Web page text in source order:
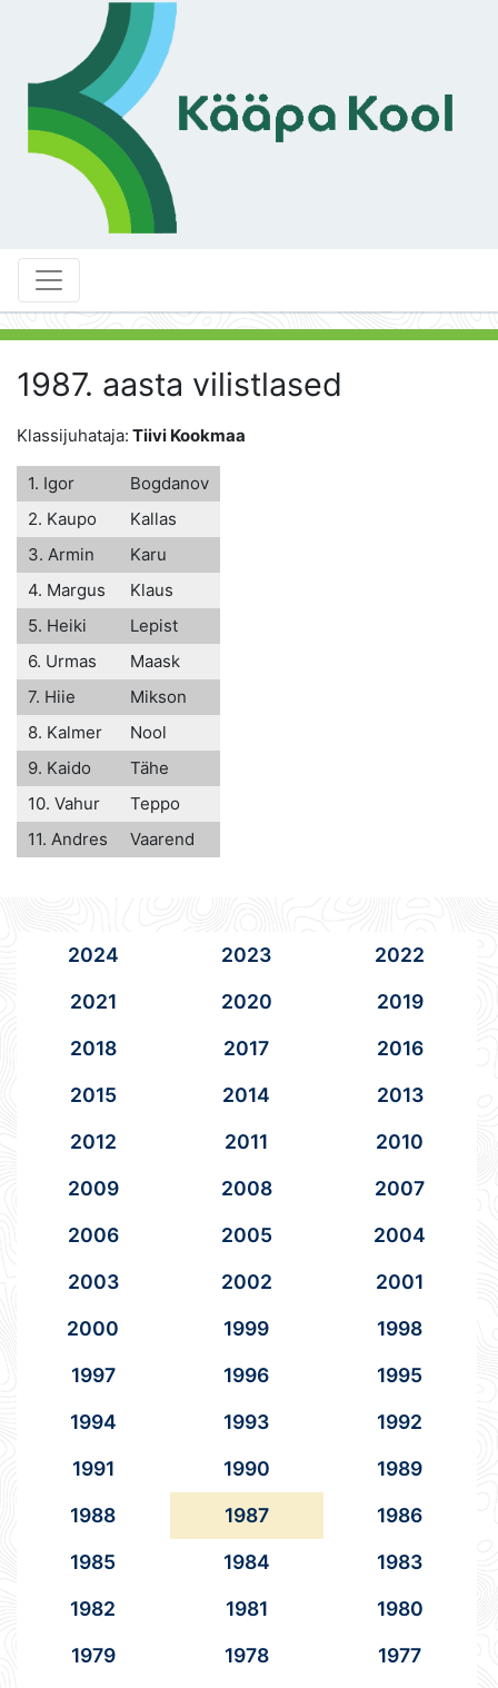
1987. aasta vilistlased
Klassijuhataja: Tiivi Kookmaa
1. Igor
Bogdanov
2. Kaupo
Kallas
3. Armin
Karu
4. Margus
Klaus
5. Heiki
Lepist
6. Urmas
Maask
7. Hiie
Mikson
8. Kalmer
Nool
9. Kaido
Tähe
10. Vahur
Teppo
11. Andres
Vaarend
2024 2023
2022
2021
2020
2019
2018
2017
2016
2015
2014
2013
2012
2011
2010
2009
2008
2007
2006
2005
2004
2003
2002
2001
2000
1999
1998
1997
1996
1995
1994
1993
1992
1991
1990
1989
1988
1987
1986
1985
1984
1983
1982
1981
1980
1979
1978
1977